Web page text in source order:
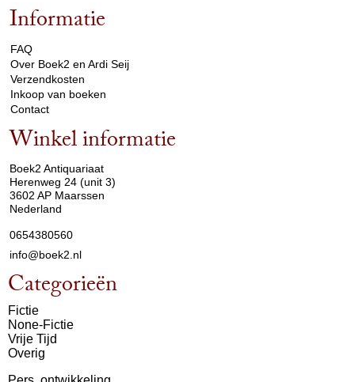
Informatie
FAQ
Over Boek2 en Ardi Seij
Verzendkosten
Inkoop van boeken
Contact
Winkel informatie
Boek2 Antiquariaat
Herenweg 24 (unit 3)
3602 AP Maarssen
Nederland
0654380560
info@boek2.nl
Categorieën
Fictie
None-Fictie
Vrije Tijd
Overig